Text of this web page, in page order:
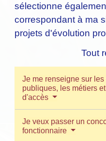
sélectionne
correspondant à ma
projets d'évolution
Tout
Je me renseigne sur
publiques, les métiers
d'accès
Je veux passer un
fonctionnaire